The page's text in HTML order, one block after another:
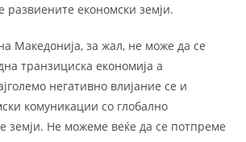
развиените економски земји.
Македонија, за жал, не може да се
транзициска економија а
негативно влијание се и
комуникации со глобално
земји. Не можеме веќе да се потпреме